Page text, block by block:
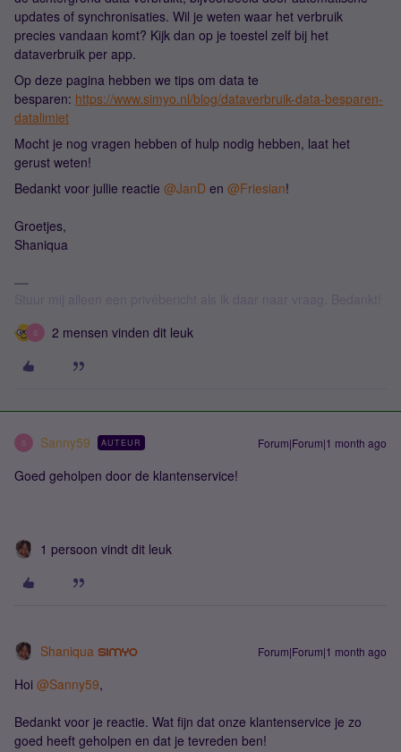
updates of synchronisaties. Wil je weten waar het verbruik
precies vandaan komt? Kijk dan op je toestel zelf bij het
dataverbruik per app.
Op deze pagina hebben we tips om data te
besparen: https://www.simyo.nl/blog/dataverbruik-data-besparen-
datalimiet
Mocht je nog vragen hebben of hulp nodig hebben, laat het
gerust weten!
Bedankt voor jullie reactie ​ @JanD en ​ @Friesian!
Groetjes,
Shaniqua
S 2 mensen vinden dit leuk
S Sanny59 AUTEUR Forum|Forum|1 month ago
Goed geholpen door de klantenservice!
1 persoon vindt dit leuk
Shaniqua Forum|Forum|1 month ago
Hoi ​ @Sanny59,
Bedankt voor je reactie. Wat fijn dat onze klantenservice je zo
goed heeft geholpen en dat je tevreden ben!